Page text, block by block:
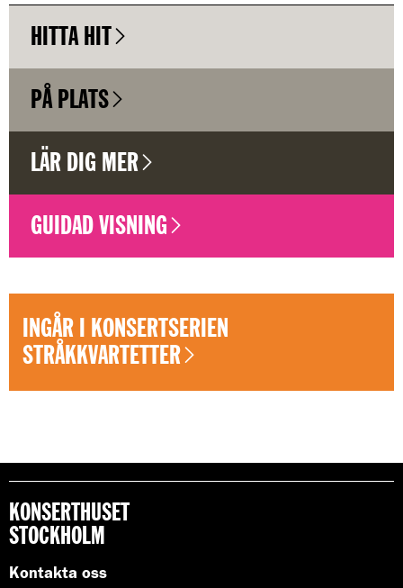
HITTA HIT
PÅ PLATS
LÄR DIG MER
GUIDAD VISNING
INGÅR I KONSERTSERIEN
STRÅKKVARTETTER
KONSERTHUSET
STOCKHOLM
Kontakta oss